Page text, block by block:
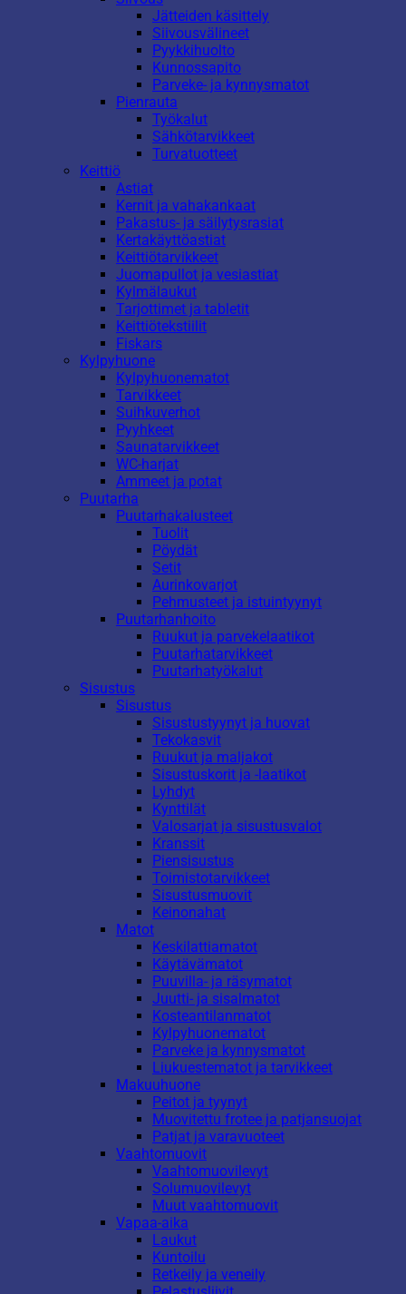
Jätteiden käsittely
Siivousvälineet
Pyykkihuolto
Kunnossapito
Parveke- ja kynnysmatot
Pienrauta
Työkalut
Sähkötarvikkeet
Turvatuotteet
Keittiö
Astiat
Kernit ja vahakankaat
Pakastus- ja säilytysrasiat
Kertakäyttöastiat
Keittiötarvikkeet
Juomapullot ja vesiastiat
Kylmälaukut
Tarjottimet ja tabletit
Keittiötekstiilit
Fiskars
Kylpyhuone
Kylpyhuonematot
Tarvikkeet
Suihkuverhot
Pyyhkeet
Saunatarvikkeet
WC-harjat
Ammeet ja potat
Puutarha
Puutarhakalusteet
Tuolit
Pöydät
Setit
Aurinkovarjot
Pehmusteet ja istuintyynyt
Puutarhanhoito
Ruukut ja parvekelaatikot
Puutarhatarvikkeet
Puutarhatyökalut
Sisustus
Sisustus
Sisustustyynyt ja huovat
Tekokasvit
Ruukut ja maljakot
Sisustuskorit ja -laatikot
Lyhdyt
Kynttilät
Valosarjat ja sisustusvalot
Kranssit
Piensisustus
Toimistotarvikkeet
Sisustusmuovit
Keinonahat
Matot
Keskilattiamatot
Käytävämatot
Puuvilla- ja räsymatot
Juutti- ja sisalmatot
Kosteantilanmatot
Kylpyhuonematot
Parveke ja kynnysmatot
Liukuestematot ja tarvikkeet
Makuuhuone
Peitot ja tyynyt
Muovitettu frotee ja patjansuojat
Patjat ja varavuoteet
Vaahtomuovit
Vaahtomuovilevyt
Solumuovilevyt
Muut vaahtomuovit
Vapaa-aika
Laukut
Kuntoilu
Retkeily ja veneily